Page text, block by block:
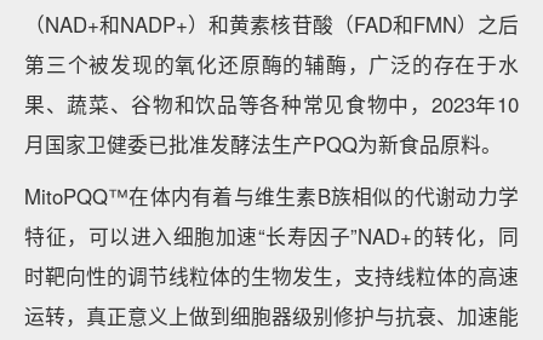
（NAD+和NADP+）和黄素核苷酸（FAD和FMN）之后
第三个被发现的氧化还原酶的辅酶，广泛的存在于水
果、蔬菜、谷物和饮品等各种常见食物中，2023年10
月国家卫健委已批准发酵法生产PQQ为新食品原料。
MitoPQQ™在体内有着与维生素B族相似的代谢动力学
特征，可以进入细胞加速“长寿因子”NAD+的转化，同
时靶向性的调节线粒体的生物发生，支持线粒体的高速
运转，真正意义上做到细胞器级别修护与抗衰、加速能